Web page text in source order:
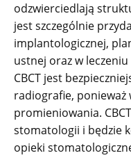
odzwierciedlają
jest szczególnie
implantologicznej,
ustnej oraz w
CBCT jest
radiografie, ponieważ
promieniowania.
stomatologii i będzie
opieki